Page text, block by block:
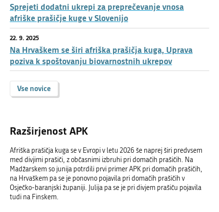
Sprejeti dodatni ukrepi za preprečevanje vnosa
afriške prašičje kuge v Slovenijo
22. 9. 2025
Na Hrvaškem se širi afriška prašičja kuga, Uprava
poziva k spoštovanju biovarnostnih ukrepov
Vse novice
Razširjenost APK
Afriška prašičja kuga se v Evropi v letu 2026 še naprej širi predvsem
med divjimi prašiči, z občasnimi izbruhi pri domačih prašičih. Na
Madžarskem so junija potrdili prvi primer APK pri domačih prašičih,
na Hrvaškem pa se je ponovno pojavila pri domačih prašičih v
Osječko-baranjski županiji. Julija pa se je pri divjem prašiču pojavila
tudi na Finskem.